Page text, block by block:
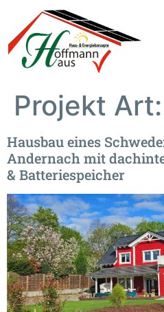
Projekt Art:
Hausbau eines
Andernach mit
& Batteriespeicher